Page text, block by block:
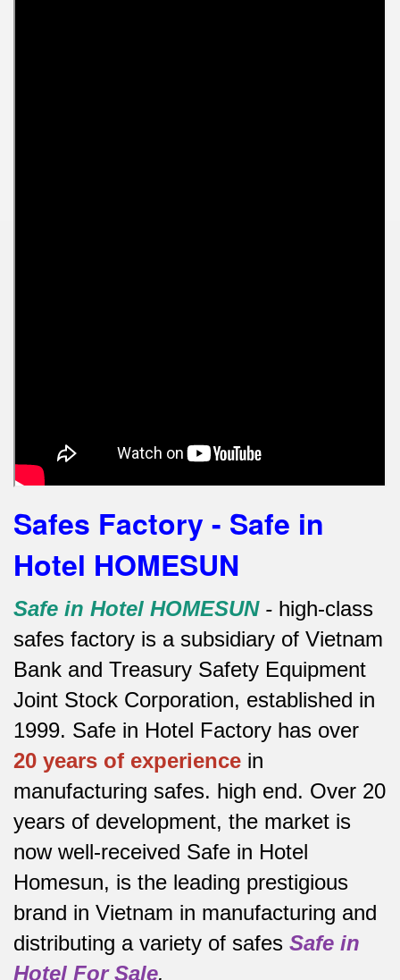
Safes Factory - Safe in
Hotel HOMESUN
Safe in Hotel HOMESUN- high-class
safes factory is a subsidiary of Vietnam
Bank and Treasury Safety Equipment
Joint Stock Corporation, established in
1999. Safe in Hotel Factory has over
20 years of experience in
manufacturing safes. high end. Over 20
years of development, the market is
now well-received Safe in Hotel
Homesun, is the leading prestigious
brand in Vietnam in manufacturing and
distributing a variety of safes Safe in
Hotel For Sale.